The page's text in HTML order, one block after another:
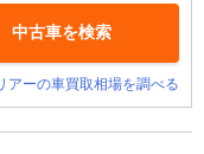
中古車を検索
アーの車買取相場を調べる